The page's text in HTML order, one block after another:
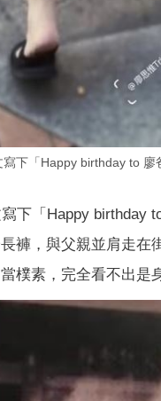
下「Happy birthday to
下「Happy birthday
褲，與父親並肩走
樸素，完全看不出是